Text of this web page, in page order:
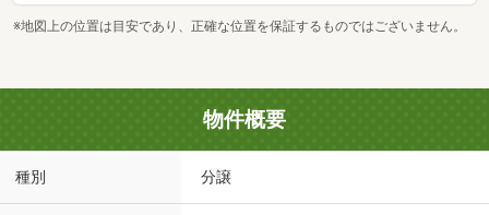
※地図上の位置は目安であり、正確な位置を保証するものではございません。
物件概要
種別 分譲